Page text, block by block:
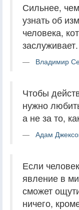
Сильнее,
узнать об
человека,
заслуживает.
Владимир
Чтобы
нужно
а не за то,
Адам
Если
явление в
сможет
ничего,